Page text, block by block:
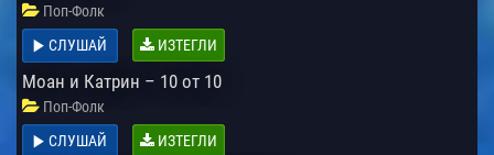
Поп-Фолк
СЛУШАЙ
ИЗТЕГЛИ
Моан и Катрин – 10 от 10
Поп-Фолк
СЛУШАЙ
ИЗТЕГЛИ